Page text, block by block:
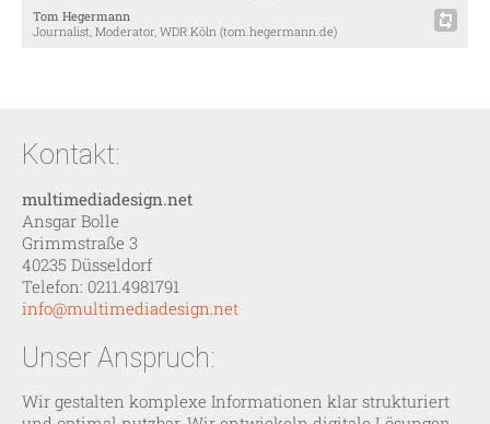
Tom Hegermann
Journalist, Moderator, WDR Köln (tom.hegermann.de)
Kontakt:
multimediadesign.net
Ansgar Bolle
Grimmstraße 3
40235 Düsseldorf
Telefon: 0211.4981791
info@multimediadesign.net
Unser Anspruch:
Wir gestalten komplexe Informationen klar strukturiert